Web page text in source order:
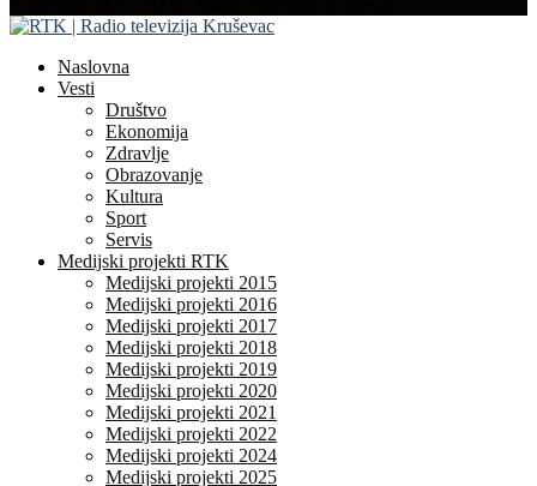
Naslovna
Vesti
Društvo
Ekonomija
Zdravlje
Obrazovanje
Kultura
Sport
Servis
Medijski projekti RTK
Medijski projekti 2015
Medijski projekti 2016
Medijski projekti 2017
Medijski projekti 2018
Medijski projekti 2019
Medijski projekti 2020
Medijski projekti 2021
Medijski projekti 2022
Medijski projekti 2024
Medijski projekti 2025